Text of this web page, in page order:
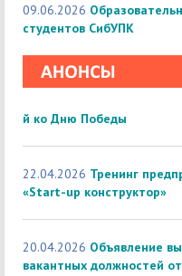
09.06.2026
студентов СибУПК
й ко Дню Победы
22.04.2026 Тренинг
«Start-up конструктор»
20.04.2026 Объявление
вакантных должностей